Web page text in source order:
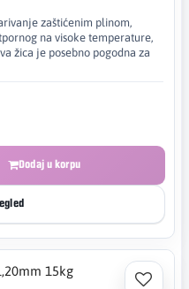
zaštićenim plinom,
na visoke temperature,
žica je posebno pogodna za
Dodaj u korpu